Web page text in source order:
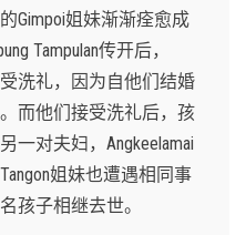
Gimpoi姐妹渐渐痊愈成
Tampulan传开后，
洗礼，因为自他们结婚
而他们接受洗礼后，孩
一对夫妇，Angkeelamai
姐妹也遭遇相同事
孩子相继去世。